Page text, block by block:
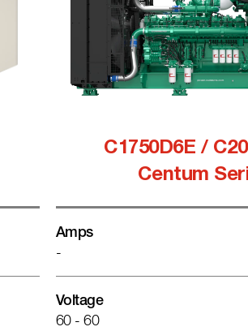
C1750D6E /
Centum
Amps
-
Voltage
60 - 60